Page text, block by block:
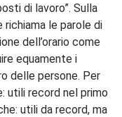
di lavoro”. Sulla
richiama le parole di
dell’orario come
equamente i
delle persone. Per
utili record nel primo
utili da record, ma